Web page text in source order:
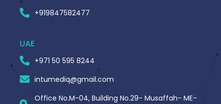
+919847582477
UAE
+971 50 595 8244
intumediq@gmail.com
Office No.M-04, Building No.29- Musaffah- ME-